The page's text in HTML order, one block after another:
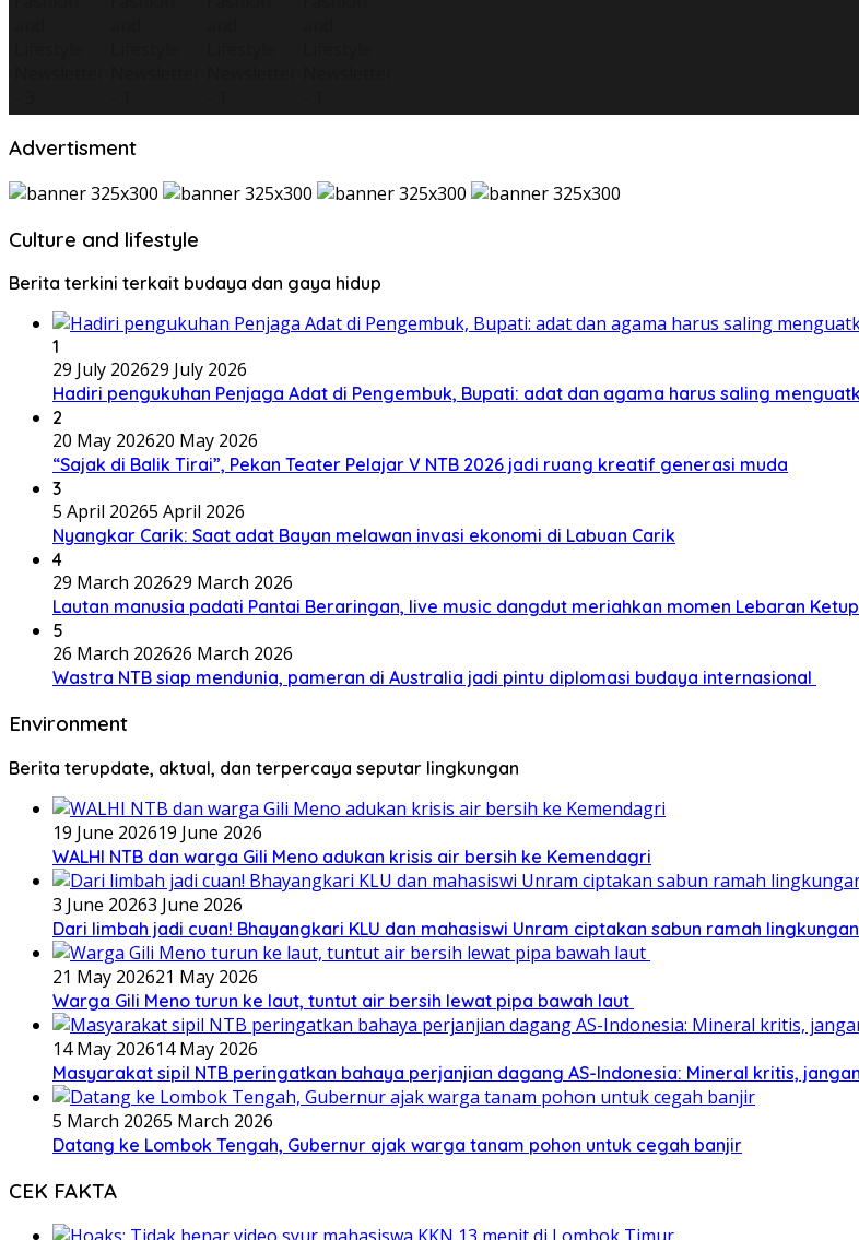
Advertisment
Culture and lifestyle
Berita terkini terkait budaya dan gaya hidup
1
29 July 202629 July 2026
Hadiri pengukuhan Penjaga Adat di Pengembuk, Bupati: adat dan agama harus saling
2
20 May 202620 May 2026
“Sajak di Balik Tirai”, Pekan Teater Pelajar V NTB 2026 jadi ruang kreatif generasi muda
3
5 April 20265 April 2026
Nyangkar Carik: Saat adat Bayan melawan invasi ekonomi di Labuan Carik
4
29 March 202629 March 2026
Lautan manusia padati Pantai Beraringan, live music dangdut meriahkan momen Lebaran
5
26 March 202626 March 2026
Wastra NTB siap mendunia, pameran di Australia jadi pintu diplomasi budaya internasional
Environment
Berita terupdate, aktual, dan terpercaya seputar lingkungan
19 June 202619 June 2026
WALHI NTB dan warga Gili Meno adukan krisis air bersih ke Kemendagri
3 June 20263 June 2026
Dari limbah jadi cuan! Bhayangkari KLU dan mahasiswi Unram ciptakan sabun ramah lingkungan
21 May 202621 May 2026
Warga Gili Meno turun ke laut, tuntut air bersih lewat pipa bawah laut
14 May 202614 May 2026
Masyarakat sipil NTB peringatkan bahaya perjanjian dagang AS-Indonesia: Mineral kritis,
5 March 20265 March 2026
Datang ke Lombok Tengah, Gubernur ajak warga tanam pohon untuk cegah banjir
CEK FAKTA